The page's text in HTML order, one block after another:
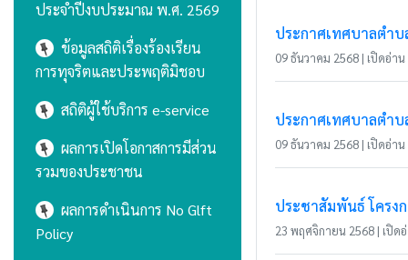
ประจำปีงบประมาณ พ.ศ. 2569
ข้อมูลสถิติเรื่องร้องเรียน
การทุจริตและประพฤติมิชอบ
สถิติผู้ใช้บริการ e-service
ผลการเปิดโอกาสการมีส่วน
รวมของประชาชน
ผลการดำเนินการ No Glft
Policy
ประกาศเทศบาลตำ
09 ธันวาคม 2568 | เปิดอ่าน
ประกาศเทศบาลตำ
09 ธันวาคม 2568 | เปิดอ่าน
ประชาสัมพันธ์ โครง
23 พฤศจิกายน 2568 | เปิด